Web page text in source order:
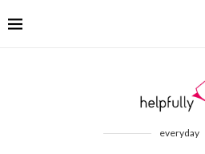
everyday